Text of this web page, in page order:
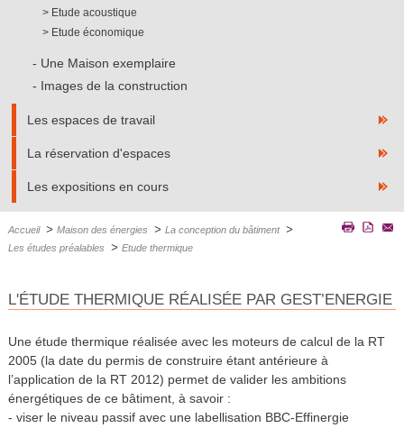
Etude acoustique
Etude économique
Une Maison exemplaire
Images de la construction
Les espaces de travail
La réservation d'espaces
Les expositions en cours
Accueil > Maison des énergies > La conception du bâtiment >
Les études préalables > Etude thermique
L'ÉTUDE THERMIQUE RÉALISÉE PAR GEST’ENERGIE
Une étude thermique réalisée avec les moteurs de calcul de la RT
2005 (la date du permis de construire étant antérieure à
l’application de la RT 2012) permet de valider les ambitions
énergétiques de ce bâtiment, à savoir :
- viser le niveau passif avec une labellisation BBC-Effinergie